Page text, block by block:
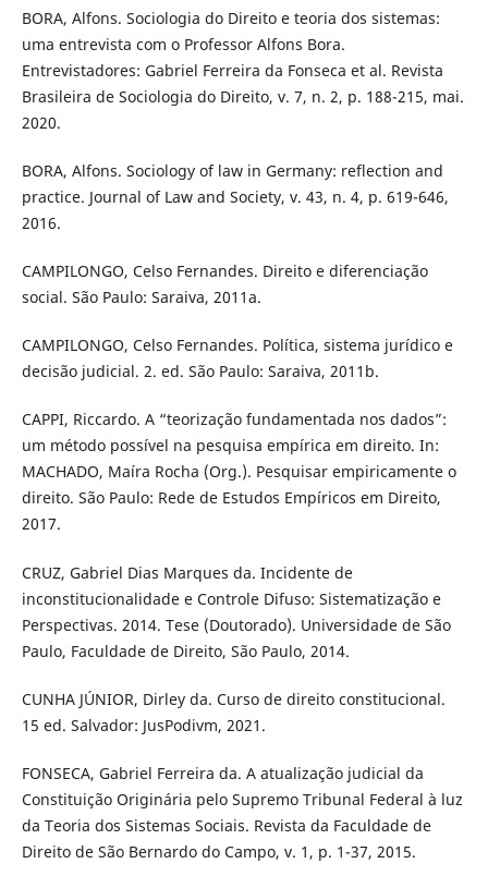
BORA, Alfons. Sociologia do Direito e teoria dos sistemas:
uma entrevista com o Professor Alfons Bora.
Entrevistadores: Gabriel Ferreira da Fonseca et al. Revista
Brasileira de Sociologia do Direito, v. 7, n. 2, p. 188-215, mai.
2020.
BORA, Alfons. Sociology of law in Germany: reflection and
practice. Journal of Law and Society, v. 43, n. 4, p. 619-646,
2016.
CAMPILONGO, Celso Fernandes. Direito e diferenciação
social. São Paulo: Saraiva, 2011a.
CAMPILONGO, Celso Fernandes. Política, sistema jurídico e
decisão judicial. 2. ed. São Paulo: Saraiva, 2011b.
CAPPI, Riccardo. A “teorização fundamentada nos dados”:
um método possível na pesquisa empírica em direito. In:
MACHADO, Maíra Rocha (Org.). Pesquisar empiricamente o
direito. São Paulo: Rede de Estudos Empíricos em Direito,
2017.
CRUZ, Gabriel Dias Marques da. Incidente de
inconstitucionalidade e Controle Difuso: Sistematização e
Perspectivas. 2014. Tese (Doutorado). Universidade de São
Paulo, Faculdade de Direito, São Paulo, 2014.
CUNHA JÚNIOR, Dirley da. Curso de direito constitucional.
15 ed. Salvador: JusPodivm, 2021.
FONSECA, Gabriel Ferreira da. A atualização judicial da
Constituição Originária pelo Supremo Tribunal Federal à luz
da Teoria dos Sistemas Sociais. Revista da Faculdade de
Direito de São Bernardo do Campo, v. 1, p. 1-37, 2015.